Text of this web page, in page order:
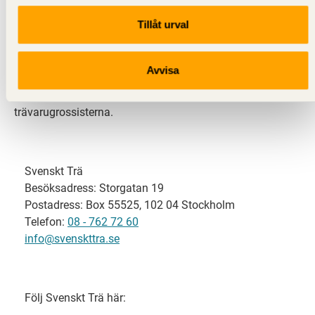
Tillåt urval
Avvisa
Svenskt Trä representerar svensk sågverksindustri
och är en del av branschorganisationen
svensk limträ-, KL-trä- och förpackningsindustri samt
trävarugrossisterna.
Svenskt Trä
Besöksadress: Storgatan 19
Postadress: Box 55525, 102 04 Stockholm
Telefon: 08 - 762 72 60
info@svenskttra.se
Följ Svenskt Trä här: